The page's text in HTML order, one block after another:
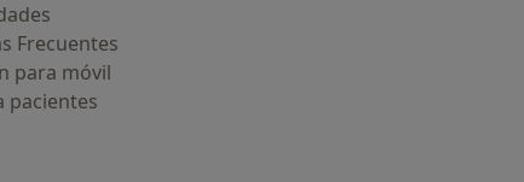
Frecuentes
para móvil
pacientes